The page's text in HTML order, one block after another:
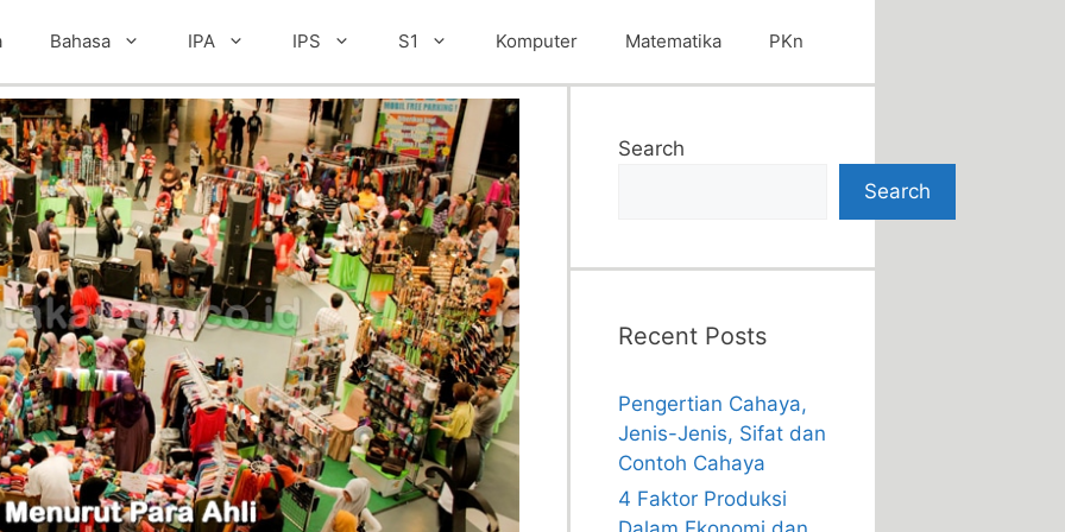
Bahasa IPA IPS S1 Komputer Matematika PKn
Search
Search
Recent Posts
Pengertian Cahaya,
Jenis-Jenis, Sifat dan
Contoh Cahaya
4 Faktor Produksi